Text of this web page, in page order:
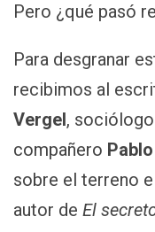
Pero ¿qué pasó
Para desgranar
recibimos al
Vergel,
compañero
sobre el terreno
autor de El